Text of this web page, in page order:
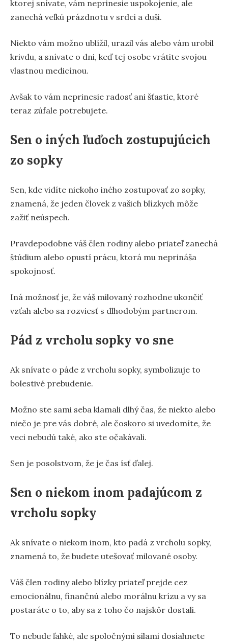
ktorej snívate, vám neprinesie uspokojenie, ale
zanechá veľkú prázdnotu v srdci a duši.
Niekto vám možno ublížil, urazil vás alebo vám urobil
krivdu, a snívate o dni, keď tej osobe vrátite svojou
vlastnou medicínou.
Avšak to vám neprinesie radosť ani šťastie, ktoré
teraz zúfale potrebujete.
Sen o iných ľuďoch zostupujúcich
zo sopky
Sen, kde vidíte niekoho iného zostupovať zo sopky,
znamená, že jeden človek z vašich blízkych môže
zažiť neúspech.
Pravdepodobne váš člen rodiny alebo priateľ zanechá
štúdium alebo opustí prácu, ktorá mu neprináša
spokojnosť.
Iná možnosť je, že váš milovaný rozhodne ukončiť
vzťah alebo sa rozviesť s dlhodobým partnerom.
Pád z vrcholu sopky vo sne
Ak snívate o páde z vrcholu sopky, symbolizuje to
bolestivé prebudenie.
Možno ste sami seba klamali dlhý čas, že niekto alebo
niečo je pre vás dobré, ale čoskoro si uvedomíte, že
veci nebudú také, ako ste očakávali.
Sen je posolstvom, že je čas ísť ďalej.
Sen o niekom inom padajúcom z
vrcholu sopky
Ak snívate o niekom inom, kto padá z vrcholu sopky,
znamená to, že budete utešovať milované osoby.
Váš člen rodiny alebo blízky priateľ prejde cez
emocionálnu, finančnú alebo morálnu krízu a vy sa
postaráte o to, aby sa z toho čo najskôr dostali.
To nebude ľahké, ale spoločnými silami dosiahnete